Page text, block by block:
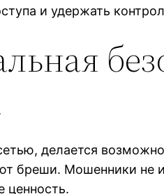
и удержать
делается
бреши. Мошенники не
ценность.